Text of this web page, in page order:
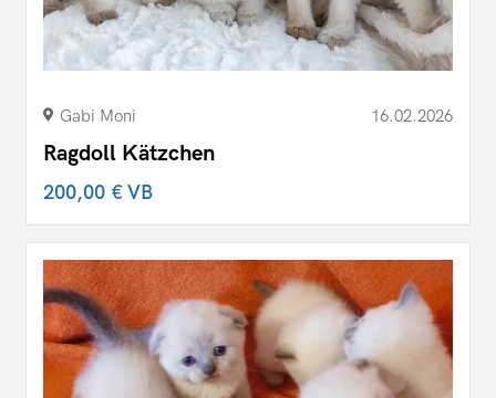
Gabi Moni 16.02.2026
Ragdoll Kätzchen
200,00 €VB